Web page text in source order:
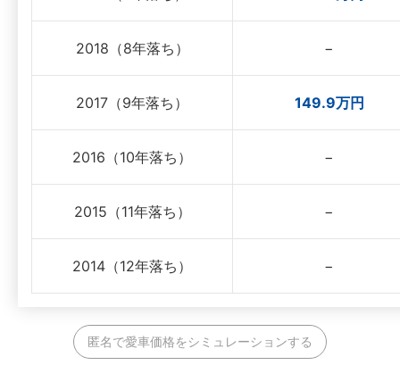
2018（8年落ち） −
2017（9年落ち） 149.9万円
2016（10年落ち） −
2015（11年落ち） −
2014（12年落ち） −
匿名で愛車価格をシミュレーションする